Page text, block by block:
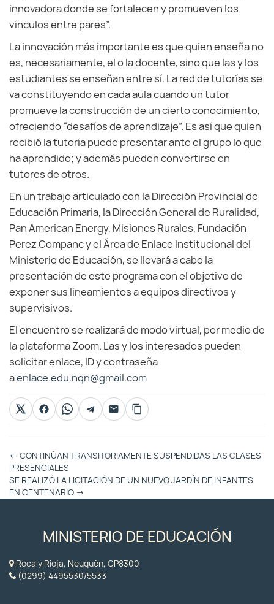
innovadora donde se fortalecen y promueven los
vínculos entre pares”.
La innovación más importante es que quien enseña no
es, necesariamente, el o la docente, sino que las y los
estudiantes se enseñan entre sí. La red de tutorías se
va constituyendo en cada aula cuando un tutor
promueve la construcción de un cierto conocimiento,
ofreciendo “desafíos de aprendizaje”. Es así que quien
recibió la tutoría puede presentar ante el grupo lo que
ha aprendido; y además pueden convertirse en
tutores de otros.
En un trabajo articulado con la Dirección Provincial de
Educación Primaria, la Dirección General de Ruralidad,
Pan American Energy, Misiones Rurales, Fundación
Perez Companc y el Área de Enlace Institucional del
Ministerio de Educación, se llevará a cabo la
presentación de este programa con el objetivo de
exponer sus lineamientos a equipos directivos y
supervisivos.
El encuentro se realizará de modo virtual, por medio de
la plataforma Zoom. Las y los interesados pueden
solicitar enlace, ID y contraseña
aenlace.edu.nqn@gmail.com
Otras
Entradas
← CONTINÚAN TRANSITORIAMENTE SUSPENDIDAS LAS CLASES
PRESENCIALES
SE REALIZÓ LA LICITACIÓN DE UN NUEVO JARDÍN DE INFANTES
EN CENTENARIO →
MINISTERIO DE EDUCACIÓN
Roca y Rioja, Neuquén, CP8300
(0299) 4495530/5533